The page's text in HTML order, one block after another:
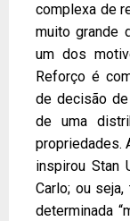
complexa de
muito grande
um dos
Reforço é
de decisão
de uma
propriedades.
inspirou Stan
Carlo; ou
determinada